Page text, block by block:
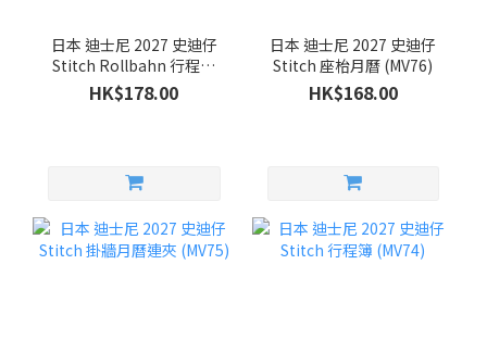
日本 迪士尼 2027 史迪仔
Stitch Rollbahn 行程簿
(MV78)
HK$178.00
日本 迪士尼 2027 史迪仔
Stitch 座枱月曆 (MV76)
HK$168.00